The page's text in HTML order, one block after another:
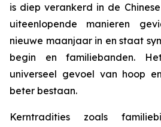
is diep verankerd in de
uiteenlopende manieren
nieuwe maanjaar in en staat
begin en familiebanden.
universeel gevoel van hoop
beter bestaan.
Kerntradities zoals